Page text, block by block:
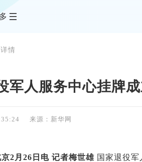
情
军人服务中心挂牌
来源：新华网
2月26日电 记者梅世雄 国家退役军